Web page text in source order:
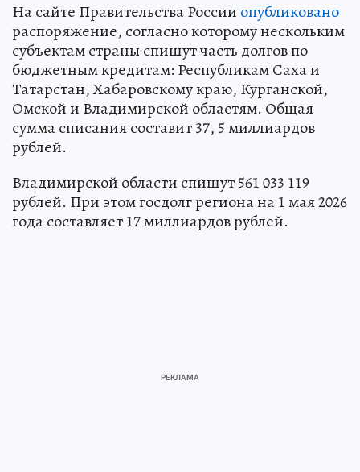
На сайте Правительства России опубликовано
распоряжение, согласно которому нескольким
субъектам страны спишут часть долгов по
бюджетным кредитам: Республикам Саха и
Татарстан, Хабаровскому краю, Курганской,
Омской и Владимирской областям. Общая
сумма списания составит 37, 5 миллиардов
рублей.
Владимирской области спишут 561 033 119
рублей. При этом госдолг региона на 1 мая 2026
года составляет 17 миллиардов рублей.